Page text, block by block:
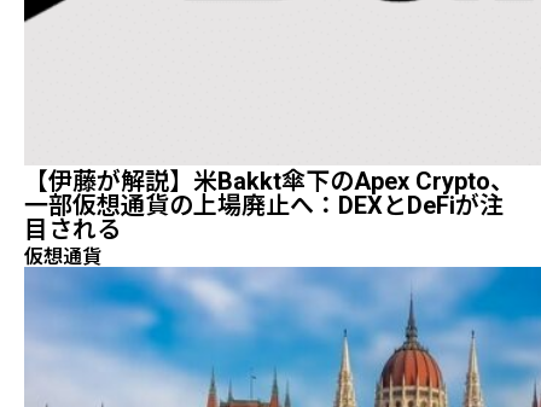
【伊藤が解説】米Bakkt傘下のApex Crypto、
一部仮想通貨の上場廃止へ：DEXとDeFiが注
目される
仮想通貨